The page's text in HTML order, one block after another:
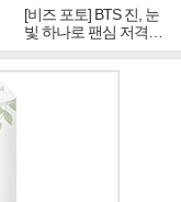
[비즈 포토] BTS 진, 눈
빛 하나로 팬심 저격…
독보적 카리스마